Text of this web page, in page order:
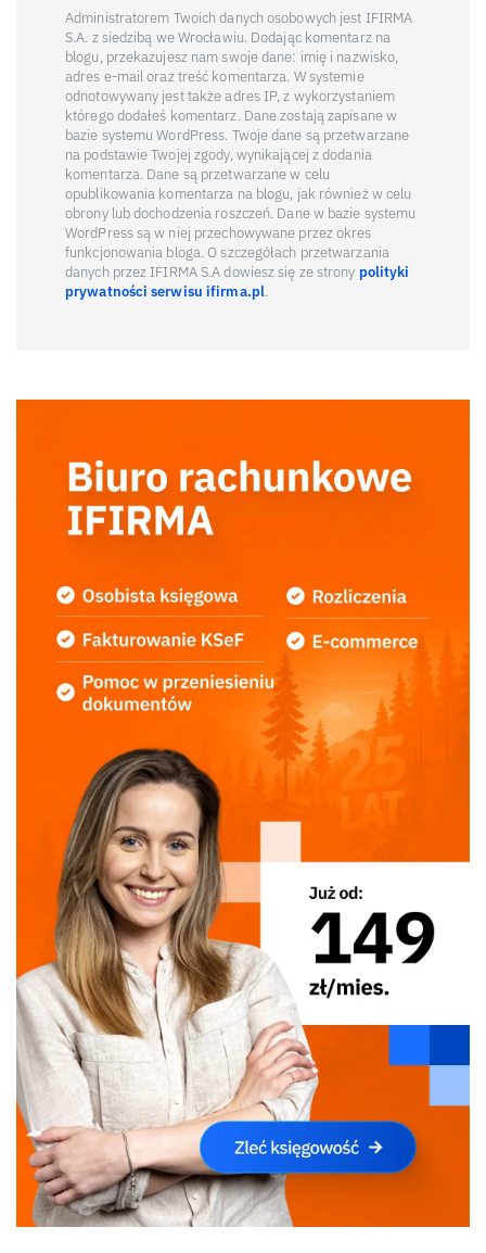
Administratorem Twoich danych osobowych jest IFIRMA
S.A. z siedzibą we Wrocławiu. Dodając komentarz na
blogu, przekazujesz nam swoje dane: imię i nazwisko,
adres e-mail oraz treść komentarza. W systemie
odnotowywany jest także adres IP, z wykorzystaniem
którego dodałeś komentarz. Dane zostają zapisane w
bazie systemu WordPress. Twoje dane są przetwarzane
na podstawie Twojej zgody, wynikającej z dodania
komentarza. Dane są przetwarzane w celu
opublikowania komentarza na blogu, jak również w celu
obrony lub dochodzenia roszczeń. Dane w bazie systemu
WordPress są w niej przechowywane przez okres
funkcjonowania bloga. O szczegółach przetwarzania
danych przez IFIRMA S.A dowiesz się ze strony polityki
prywatności serwisu ifirma.pl.